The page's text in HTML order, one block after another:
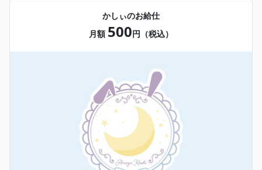
かしぃのお給仕
月額 500円（税込）